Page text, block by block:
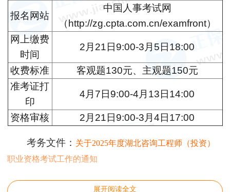
报名网站
中国人事考试网
（http://zg.cpta.com.cn/examfront）
网上缴费
时间
2月21日9:00-3月5日18:00
收费标准
客观题130元、主观题150元
准考证打
印
4月7日9:00-4月13日14:00
资格审核 2月21日9:00-3月4日17:00
考务文件： 关于2025年度湖北咨询工程师（投资）
职业资格考试工作的通知
展开阅读全文